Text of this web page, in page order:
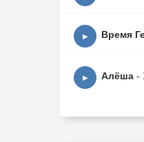
▶ Время
▶ Алёша -